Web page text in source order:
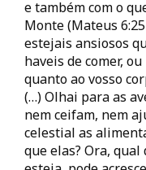
e também com o
Monte (Mateus
estejais ansiosos
haveis de comer,
quanto ao vosso
(…) Olhai para as
nem ceifam, nem
celestial as
que elas? Ora,